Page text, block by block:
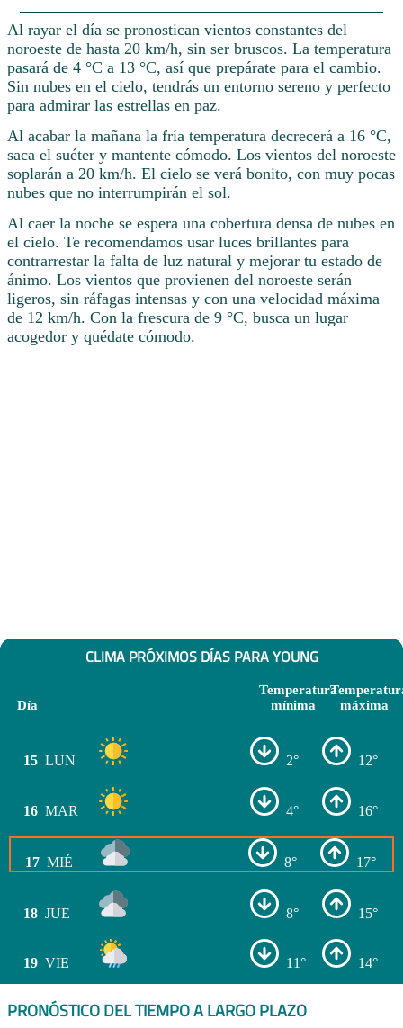
Al rayar el día se pronostican vientos constantes del
noroeste de hasta 20 km/h, sin ser bruscos. La temperatura
pasará de 4 °C a 13 °C, así que prepárate para el cambio.
Sin nubes en el cielo, tendrás un entorno sereno y perfecto
para admirar las estrellas en paz.
Al acabar la mañana la fría temperatura decrecerá a 16 °C,
saca el suéter y mantente cómodo. Los vientos del noroeste
soplarán a 20 km/h. El cielo se verá bonito, con muy pocas
nubes que no interrumpirán el sol.
Al caer la noche se espera una cobertura densa de nubes en
el cielo. Te recomendamos usar luces brillantes para
contrarrestar la falta de luz natural y mejorar tu estado de
ánimo. Los vientos que provienen del noroeste serán
ligeros, sin ráfagas intensas y con una velocidad máxima
de 12 km/h. Con la frescura de 9 °C, busca un lugar
acogedor y quédate cómodo.
CLIMA PRÓXIMOS DÍAS PARA YOUNG
Día
Temperatura
mínima
máxima
15 LUN 2° 12°
16 MAR 4° 16°
17 MIÉ 8° 17°
18 JUE 8° 15°
19 VIE 11° 14°
PRONÓSTICO DEL TIEMPO A LARGO PLAZO